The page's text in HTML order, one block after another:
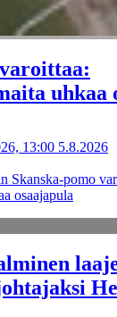
uhkaa
13:00 5.8.2026
Skanska-pomo
osaajapula